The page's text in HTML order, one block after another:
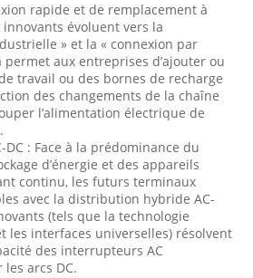
rapide et de remplacement à
évoluent vers la
» et la « connexion par
aux entreprises d’ajouter ou
travail ou des bornes de recharge
des changements de la chaîne
l’alimentation électrique de
DC : Face à la prédominance du
d’énergie et des appareils
continu, les futurs terminaux
avec la distribution hybride AC-
(tels que la technologie
les interfaces universelles) résolvent
des interrupteurs AC
arcs DC.